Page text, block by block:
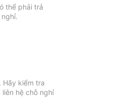
thể phải trả
Hãy kiểm tra
hệ chỗ nghỉ